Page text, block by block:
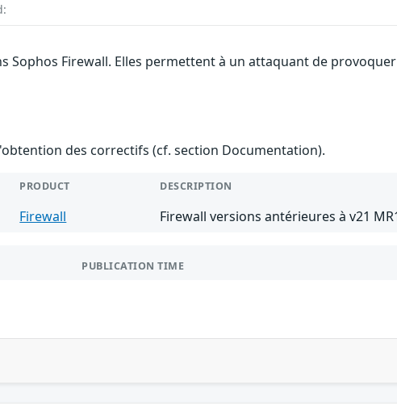
Sophos Firewall. Elles permettent à un attaquant de
des correctifs (cf. section Documentation).
PRODUCT DESCRIPTION
Firewall Firewall versions antérieures à v21
PUBLICATION TIME